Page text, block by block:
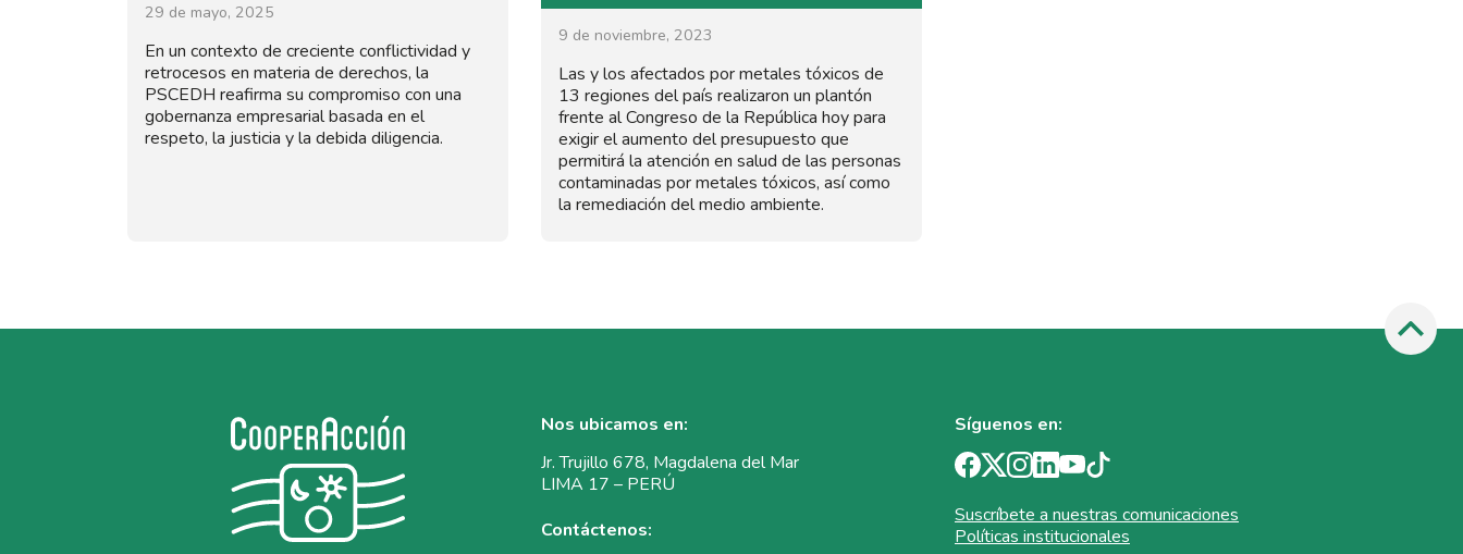
29 de mayo, 2025
En un contexto de creciente conflictividad y
retrocesos en materia de derechos, la
PSCEDH reafirma su compromiso con una
gobernanza empresarial basada en el
respeto, la justicia y la debida diligencia.
9 de noviembre, 2023
Las y los afectados por metales tóxicos de
13 regiones del país realizaron un plantón
frente al Congreso de la República hoy para
exigir el aumento del presupuesto que
permitirá la atención en salud de las personas
contaminadas por metales tóxicos, así como
la remediación del medio ambiente.
Nos ubicamos en:
Jr. Trujillo 678, Magdalena del Mar
LIMA 17 – PERÚ
Contáctenos:
Síguenos en:
Suscríbete a nuestras comunicaciones
Políticas institucionales